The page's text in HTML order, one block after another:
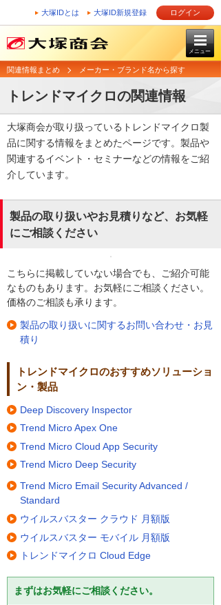
大塚IDとは 大塚ID新規登録 ログイン
メニュー
関連情報まとめ メーカー・ブランド名から探す
トレンドマイクロの関連情報
大塚商会が取り扱っているトレンドマイクロ製
品に関する情報をまとめたページです。製品や
関連するイベント・セミナーなどの情報をご紹
介しています。
製品の取り扱いやお見積りなど、お気軽
にご相談ください
こちらに掲載していない場合でも、ご紹介可能
なものもあります。お気軽にご相談ください。
価格のご相談も承ります。
製品の取り扱いに関するお問い合わせ・お見
積り
トレンドマイクロのおすすめソリューショ
ン・製品
Deep Discovery Inspector
Trend Micro Apex One
Trend Micro Cloud App Security
Trend Micro Deep Security
Trend Micro Email Security Advanced /
Standard
ウイルスバスター クラウド 月額版
ウイルスバスター モバイル 月額版
トレンドマイクロ Cloud Edge
まずはお気軽にご相談ください。